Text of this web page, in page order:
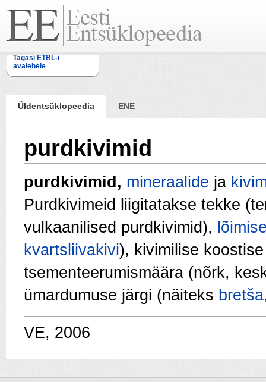
Tagasi ETBL-i
avalehele
Üldentsüklopeedia ENE
purdkivimid
purdkivimid, mineraalide ja
Purdkivimeid liigitatakse tekke
vulkaanilised purdkivimid),
kvartsliivakivi), kivimilise
tsementeerumismäära (nõrk,
ümardumuse järgi (näiteks bretša
VE, 2006